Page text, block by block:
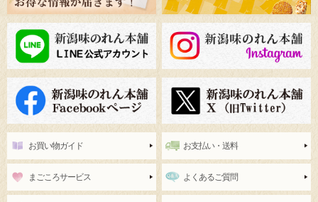
お買い物ガイド お支払い・送料
まごころサービス よくあるご質問